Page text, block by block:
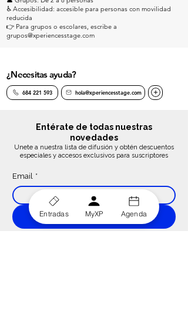
♿ Accesibilidad: accesible para personas con movilidad
reducida
👉 Para grupos o escolares, escribe a
grupos@xperiencesstage.com
¿Necesitas ayuda?
684 221 593 hola@xperiencesstage.com
Entérate de todas nuestras
novedades
Unete a nuestra lista de difusión y obtén descuentos
especiales y accesos exclusivos para suscriptores
Email *
Suscribirse
Entradas MyXP Agenda